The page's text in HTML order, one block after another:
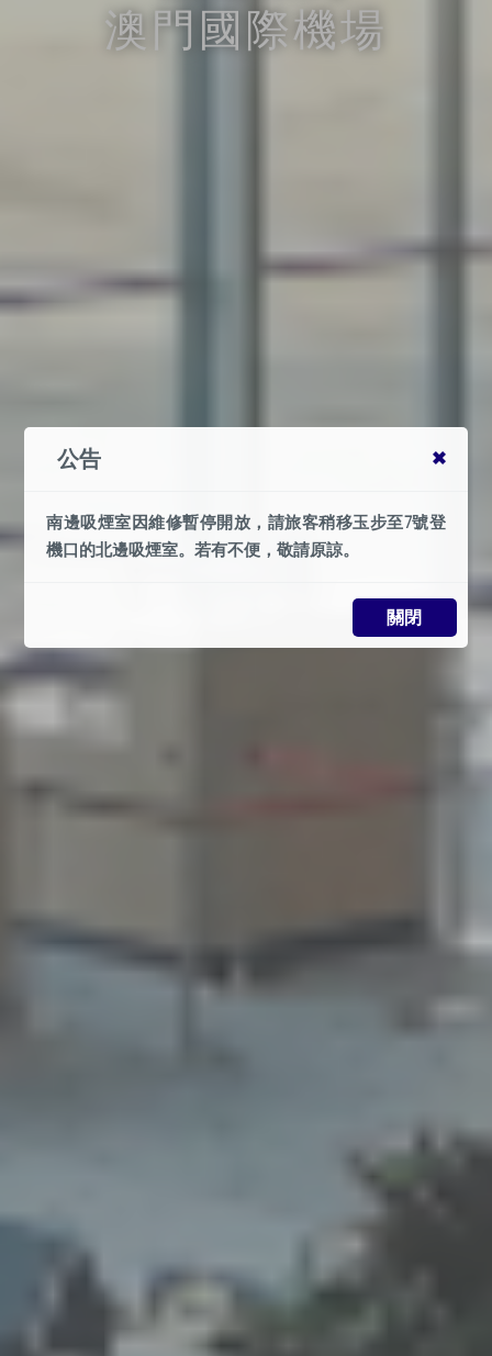
公告
南邊吸煙室因維修暫停開放，請旅客稍移玉步至7號登
機口的北邊吸煙室。若有不便，敬請原諒。
關閉
澳門國際機場